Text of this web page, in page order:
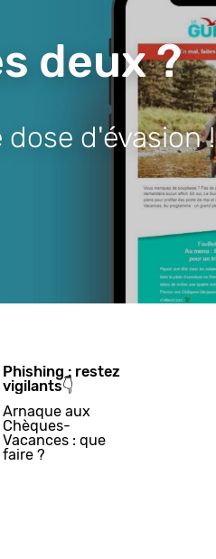
deux ?
d'évasion !
Phishing : restez
vigilants👇
Arnaque aux
Chèques-
Vacances : que
faire ?